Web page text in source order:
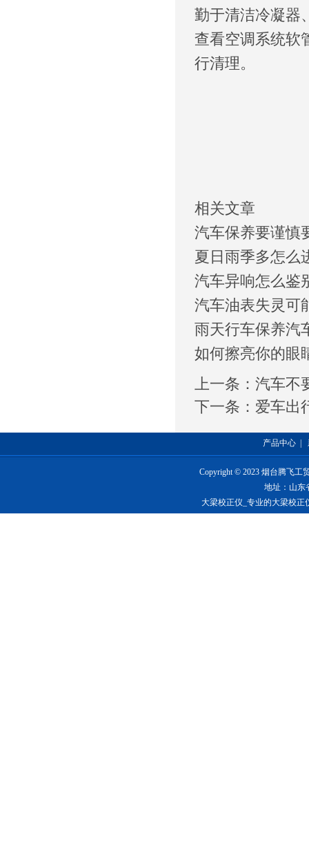
勤于清洁冷凝器
查看空调系统软
行清理。
相关文章
汽车保养要谨慎
夏日雨季多怎么
汽车异响怎么鉴
汽车油表失灵可
雨天行车保养汽
如何擦亮你的眼
上一条： 汽车不
下一条： 爱车出
产品中心
Copyright © 2023 烟台腾飞工
地址：山东
大梁校正仪_专业的大梁校